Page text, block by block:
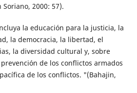
2000: 57).
la educación para la justicia, la
la democracia, la libertad, el
la diversidad cultural y, sobre
de los conflictos armados
de los conflictos. "(Bahajin,